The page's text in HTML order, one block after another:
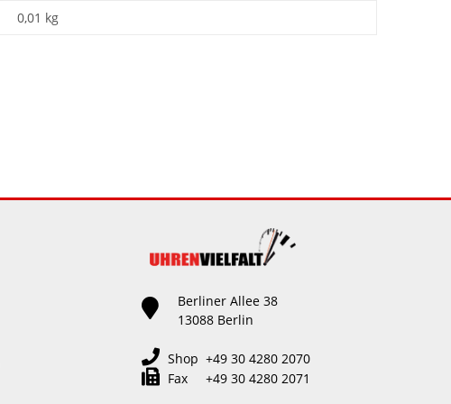
0,01 kg
Berliner Allee 38
13088 Berlin
Shop +49 30 4280 2070
Fax +49 30 4280 2071